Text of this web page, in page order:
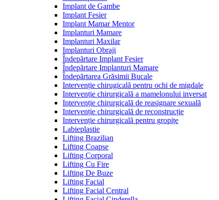
Implant de Gambe
Implant Fesier
Implant Mamar Mentor
Implanturi Mamare
Implanturi Maxilar
Implanturi Obraji
Îndepărtare Implant Fesier
Îndepărtare Implanturi Mamare
Îndepărtarea Grăsimii Bucale
Intervenție chirugicală pentru ochi de migdale
Intervenție chirurgicală a mamelonului inversat
Intervenție chirurgicală de reasignare sexuală
Intervenție chirurgicală de reconstrucție
Intervenție chirurgicală pentru gropițe
Labieplastie
Lifting Brazilian
Lifting Coapse
Lifting Corporal
Lifting Cu Fire
Lifting De Buze
Lifting Facial
Lifting Facial Central